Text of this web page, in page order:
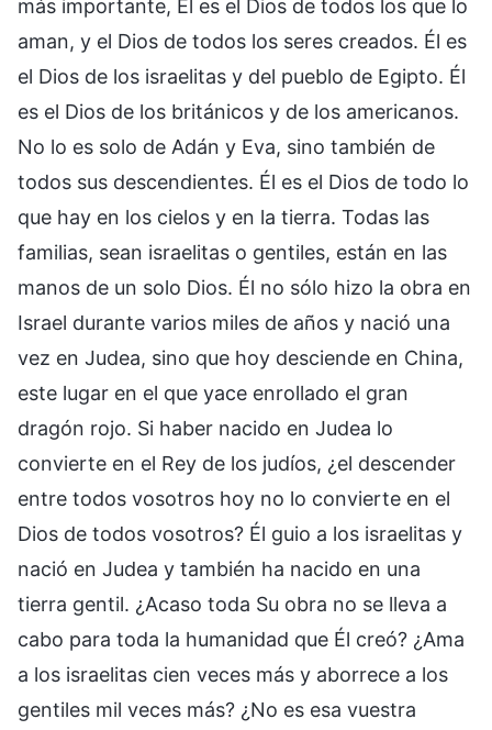
más importante, Él es el Dios de todos los que lo
aman, y el Dios de todos los seres creados. Él es
el Dios de los israelitas y del pueblo de Egipto. Él
es el Dios de los británicos y de los americanos.
No lo es solo de Adán y Eva, sino también de
todos sus descendientes. Él es el Dios de todo lo
que hay en los cielos y en la tierra. Todas las
familias, sean israelitas o gentiles, están en las
manos de un solo Dios. Él no sólo hizo la obra en
Israel durante varios miles de años y nació una
vez en Judea, sino que hoy desciende en China,
este lugar en el que yace enrollado el gran
dragón rojo. Si haber nacido en Judea lo
convierte en el Rey de los judíos, ¿el descender
entre todos vosotros hoy no lo convierte en el
Dios de todos vosotros? Él guio a los israelitas y
nació en Judea y también ha nacido en una
tierra gentil. ¿Acaso toda Su obra no se lleva a
cabo para toda la humanidad que Él creó? ¿Ama
a los israelitas cien veces más y aborrece a los
gentiles mil veces más? ¿No es esa vuestra